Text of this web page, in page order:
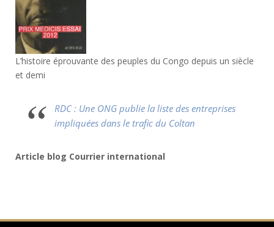
L’histoire éprouvante des peuples du Congo depuis un siècle
et demi
RDC : Une ONG publie la liste des entreprises
impliquées dans le trafic du Coltan
Article blog Courrier international